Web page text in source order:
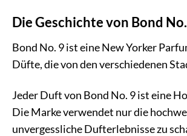
Die Geschichte von Bond
Bond No. 9 ist eine New Yorker
Düfte, die von den verschiedenen
Jeder Duft von Bond No. 9 ist eine
Die Marke verwendet nur die
unvergessliche Dufterlebnisse zu